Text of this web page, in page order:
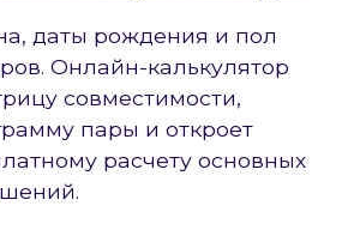
даты рождения и пол
Онлайн-калькулятор
совместимости,
пары и откроет
расчету основных